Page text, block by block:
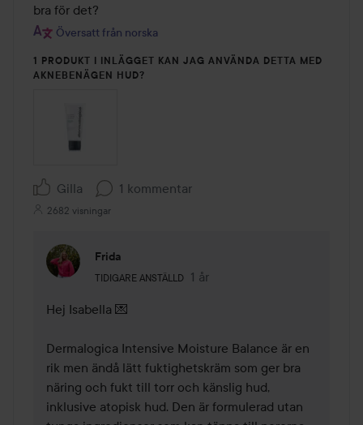
bra för det?
Översatt från norska
1 PRODUKT I INLÄGGET KAN JAG ANVÄNDA DETTA MED
AKNEBENÄGEN HUD?
Gilla 1 kommentar
2682 visningar
Frida
TIDIGARE ANSTÄLLD
Användarens roll: Tidigare anställd.
1 år
Kommentaren lades 1 år
Hej Isabella 💌
Dermalogica Intensive Moisture Balance är en
rik men ändå lätt fuktighetskräm som ger bra
näring och fukt till torr och känslig hud,
inklusive atopisk hud. Den är formulerad utan